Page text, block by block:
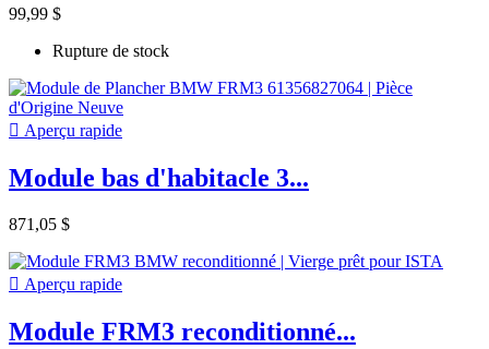
99,99 $
Rupture de stock
 Aperçu rapide
Module bas d'habitacle 3...
871,05 $
 Aperçu rapide
Module FRM3 reconditionné...